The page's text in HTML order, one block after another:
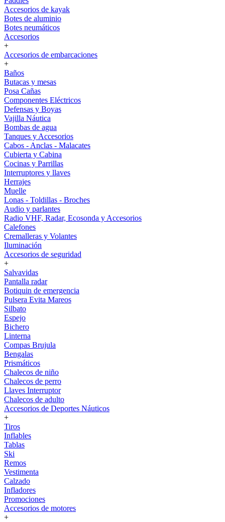
Accesorios de kayak
Botes de aluminio
Botes neumáticos
Accesorios
+
Accesorios de embarcaciones
+
Baños
Butacas y mesas
Posa Cañas
Componentes Eléctricos
Defensas y Boyas
Vajilla Náutica
Bombas de agua
Tanques y Accesorios
Cabos - Anclas - Malacates
Cubierta y Cabina
Cocinas y Parrillas
Interruptores y llaves
Herrajes
Muelle
Lonas - Toldillas - Broches
Audio y parlantes
Radio VHF, Radar, Ecosonda y Accesorios
Calefones
Cremalleras y Volantes
Iluminación
Accesorios de seguridad
+
Salvavidas
Pantalla radar
Botiquin de emergencia
Pulsera Evita Mareos
Silbato
Espejo
Bichero
Linterna
Compas Brujula
Bengalas
Prismáticos
Chalecos de niño
Chalecos de perro
Llaves Interruptor
Chalecos de adulto
Accesorios de Deportes Náuticos
+
Tiros
Inflables
Tablas
Ski
Remos
Vestimenta
Calzado
Infladores
Promociones
Accesorios de motores
+